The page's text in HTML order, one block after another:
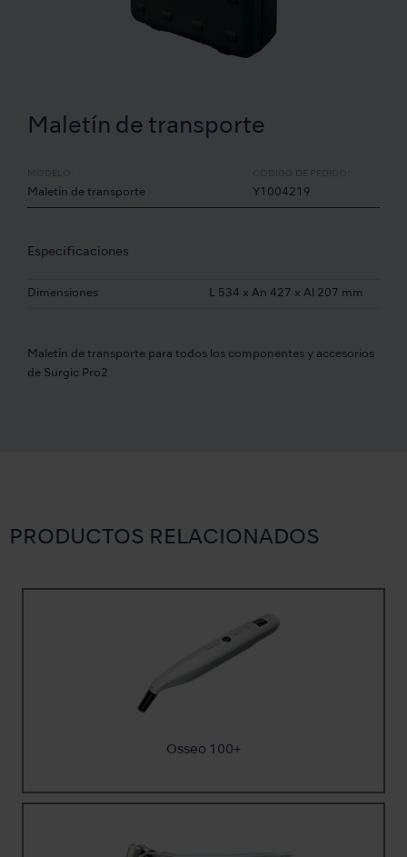
Maletín de transporte
Maletín de transporte Y1004219
Especificaciones
Dimensiones L 534 x An 427 x Al 207 mm
Maletín de transporte para todos los componentes y accesorios
de Surgic Pro2
PRODUCTOS RELACIONADOS
Osseo 100+